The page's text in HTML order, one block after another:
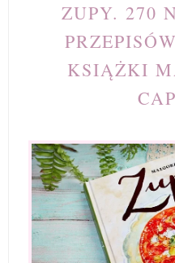
ZUPY. 270
KSIĄŻKI